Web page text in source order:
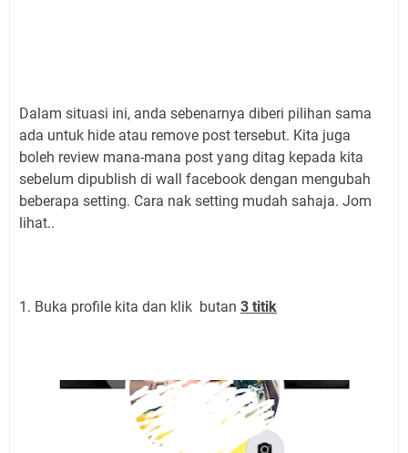
Dalam situasi ini, anda sebenarnya diberi pilihan sama
ada untuk hide atau remove post tersebut. Kita juga
boleh review mana-mana post yang ditag kepada kita
sebelum dipublish di wall facebook dengan mengubah
beberapa setting. Cara nak setting mudah sahaja. Jom
lihat..
1. Buka profile kita dan klik butan 3 titik